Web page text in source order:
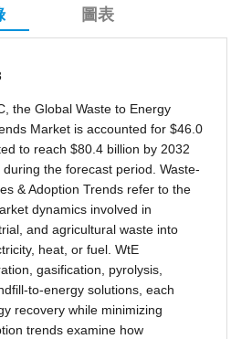
圖表
the Global Waste to Energy
Market is accounted for $46.0
to reach $80.4 billion by 2032
the forecast period. Waste-
& Adoption Trends refer to the
dynamics involved in
and agricultural waste into
heat, or fuel. WtE
gasification, pyrolysis,
to-energy solutions, each
recovery while minimizing
trends examine how